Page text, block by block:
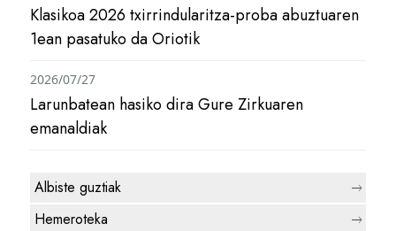
Klasikoa 2026 txirrindularitza-proba abuztuaren
1ean pasatuko da Oriotik
Larunbatean hasiko dira Gure Zirkuaren
emanaldiak
2026/07/27
Albiste guztiak
Hemeroteka